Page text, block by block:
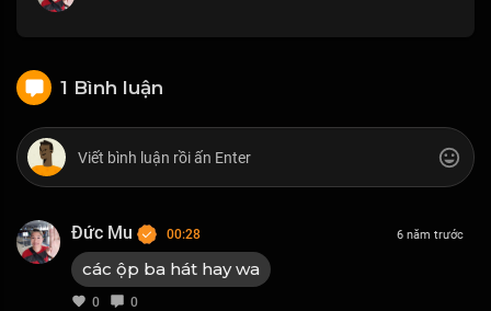
1 Bình luận
Đức Mu 00:28
các ộp ba hát hay wa
0 0
6 năm trước